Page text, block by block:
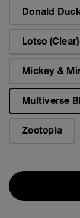
Donald
Lotso (Clear)
Mickey &
Multiverse
已选择
Zootopia